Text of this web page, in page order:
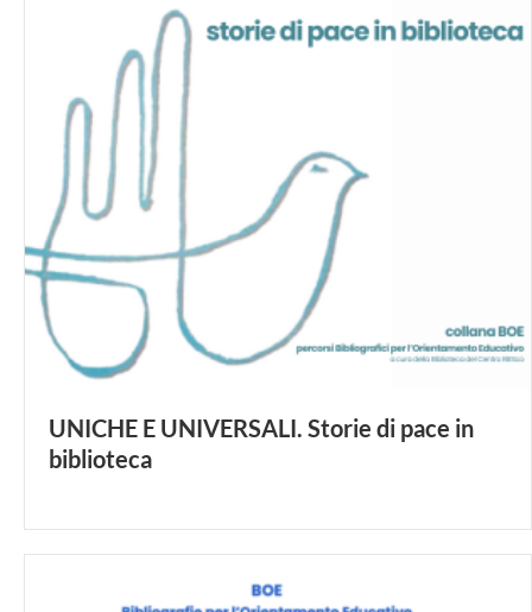
UNICHE E UNIVERSALI. Storie di pace in
biblioteca